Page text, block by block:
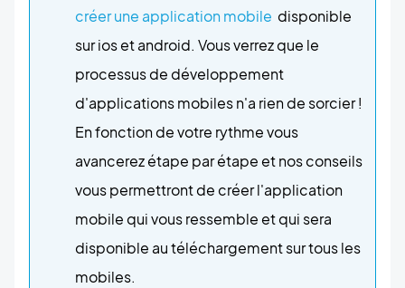
créer une application mobile disponible
sur ios et android. Vous verrez que le
processus de développement
d'applications mobiles n'a rien de sorcier !
En fonction de votre rythme vous
avancerez étape par étape et nos conseils
vous permettront de créer l'application
mobile qui vous ressemble et qui sera
disponible au téléchargement sur tous les
mobiles.